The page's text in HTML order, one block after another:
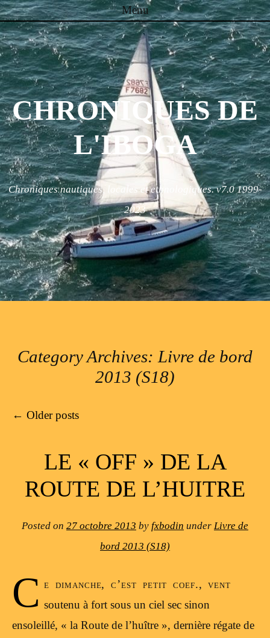
Menu
Skip to content
CHRONIQUES DE
L'IBOGA
Chroniques nautiques, locales et ethnologiques. v7.0 1999-
2023
Category Archives: Livre de bord
2013 (S18)
Post navigation
← Older posts
LE « OFF » DE LA
ROUTE DE L’HUITRE
Posted on 27 octobre 2013 by fxbodin under Livre de
bord 2013 (S18)
C e dimanche, c’est petit coef., vent
soutenu à fort sous un ciel sec sinon
ensoleillé, « la Route de l’huître », dernière régate de